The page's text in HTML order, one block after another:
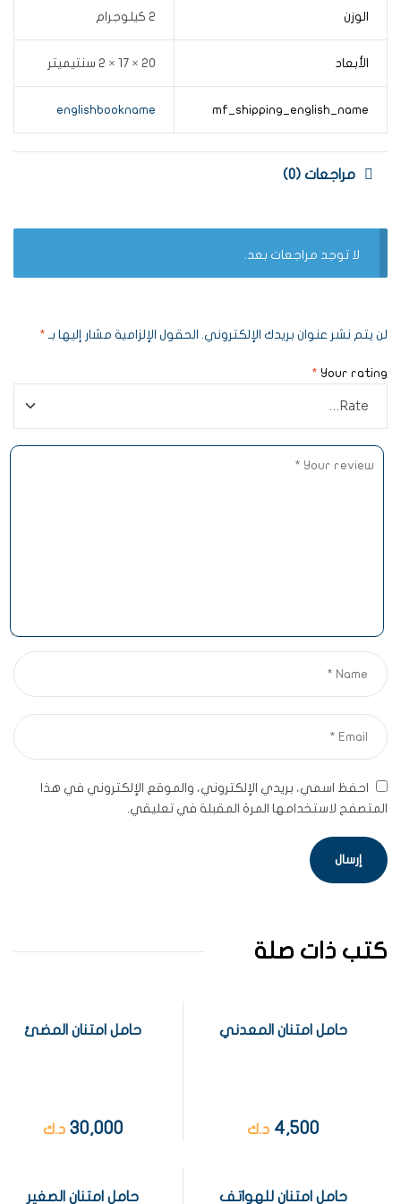
الوزن 2 كيلوجرام
الأبعاد 20 × 17 × 2 سنتيميتر
mf_shipping_english_name
englishbookname
مراجعات (0)
لا توجد مراجعات بعد.
لن يتم نشر عنوان بريدك الإلكتروني. الحقول الإلزامية مشار إليها بـ *
Your rating
*
احفظ اسمي، بريدي الإلكتروني، والموقع الإلكتروني في هذا
المتصفح لاستخدامها المرة المقبلة في تعليقي.
كتب ذات صلة
حامل امتنان المعدني
4,500 د.ك
حامل امتنان المضئ
30,000 د.ك
حامل امتنان للهواتف حامل امتنان الصغير